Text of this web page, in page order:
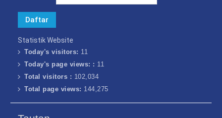
Statistik Website
Today's visitors: 11
Today's page views: : 11
Total visitors : 102,034
Total page views: 144,275